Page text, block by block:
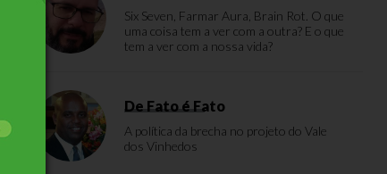
Six Seven, Farmar Aura, Brain Rot. O que
uma coisa tem a ver com a outra? E o que
tem a ver com a nossa vida?
De Fato é Fato
A política da brecha no projeto do Vale
dos Vinhedos